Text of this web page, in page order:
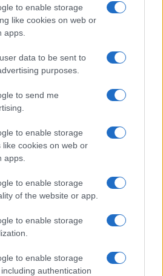
to enable storage
like cookies on web or
apps.
data to be sent to
purposes.
to send me
to enable storage
like cookies on web or
apps.
to enable storage
of the website or app.
to enable storage
to enable storage
authentication
le vite spezzate di persone
formazione. Anche il
Ferro, hanno inviato
così come il presidente del
che ha sottolineato il
di due piemontesi tra le
e le
a Colombo, competente
a Malè per coordinare con
e seguire da vicino
di recupero.